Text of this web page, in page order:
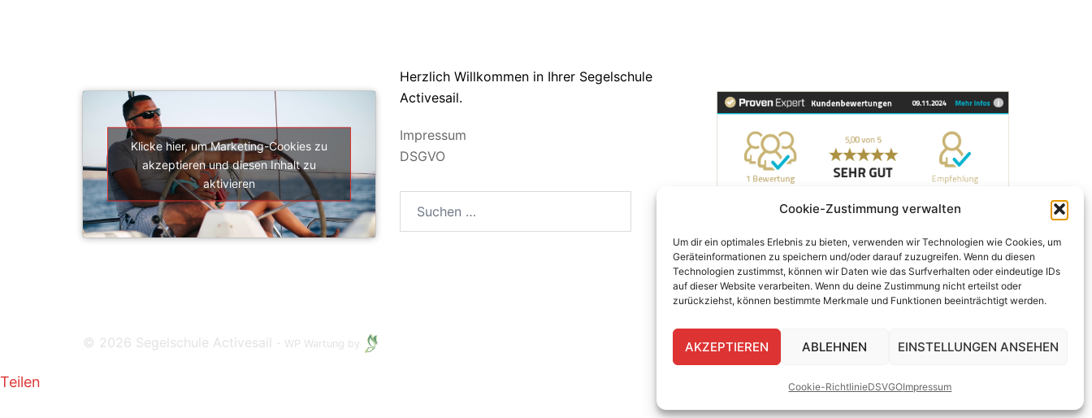
Cookie-Zustimmung verwalten
Um dir ein optimales Erlebnis zu bieten, verwenden wir Technologien wie Cookies, um
Geräteinformationen zu speichern und/oder darauf zuzugreifen. Wenn du diesen
Technologien zustimmst, können wir Daten wie das Surfverhalten oder eindeutige IDs
auf dieser Website verarbeiten. Wenn du deine Zustimmung nicht erteilst oder
zurückziehst, können bestimmte Merkmale und Funktionen beeinträchtigt werden.
AKZEPTIEREN ABLEHNEN EINSTELLUNGEN ANSEHEN
Cookie-RichtlinieDSVGOImpressum
Klicke hier, um Marketing-Cookies zu
akzeptieren und diesen Inhalt zu
aktivieren
Herzlich Willkommen in Ihrer Segelschule
Activesail.
Impressum
DSGVO
© 2026 Segelschule Activesail - WP Wartung by
Teilen